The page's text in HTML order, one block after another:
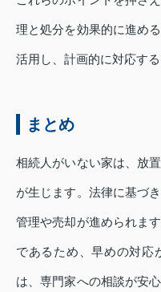
理と処分を効果的に進め
活用し、計画的に対応す
まとめ
相続人がいない家は、放
が生じます。法律に基づ
管理や売却が進められま
であるため、早めの対応
は、専門家への相談が安